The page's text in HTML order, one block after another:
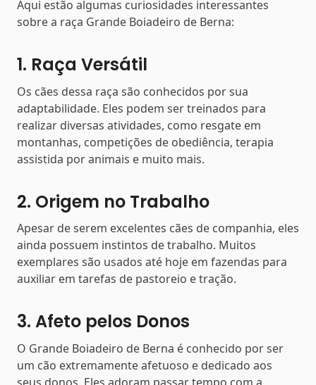
Aqui estão algumas curiosidades interessantes
sobre a raça Grande Boiadeiro de Berna:
1. Raça Versátil
Os cães dessa raça são conhecidos por sua
adaptabilidade. Eles podem ser treinados para
realizar diversas atividades, como resgate em
montanhas, competições de obediência, terapia
assistida por animais e muito mais.
2. Origem no Trabalho
Apesar de serem excelentes cães de companhia, eles
ainda possuem instintos de trabalho. Muitos
exemplares são usados até hoje em fazendas para
auxiliar em tarefas de pastoreio e tração.
3. Afeto pelos Donos
O Grande Boiadeiro de Berna é conhecido por ser
um cão extremamente afetuoso e dedicado aos